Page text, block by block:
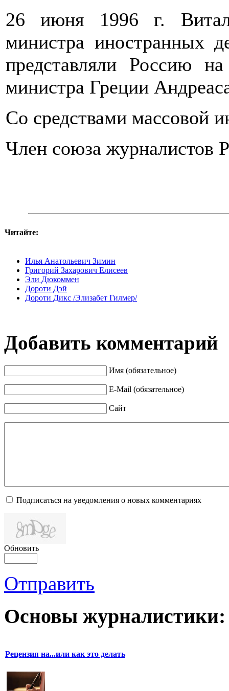
26 июня 1996 г.
министра иностранных
представляли Россию
министра Греции
Со средствами массовой
Член союза журналистов
Читайте:
Илья Анатольевич Зимин
Григорий Захарович Елисеев
Эли Дюкоммен
Дороти Дэй
Дороти Дикс /Элизабет Гилмер/
Добавить комментарий
Имя (обязательное)
E-Mail (обязательное)
Сайт
Подписаться на уведомления о новых комментариях
Обновить
Отправить
Основы журналистики:
Рецензия на...или как это делать